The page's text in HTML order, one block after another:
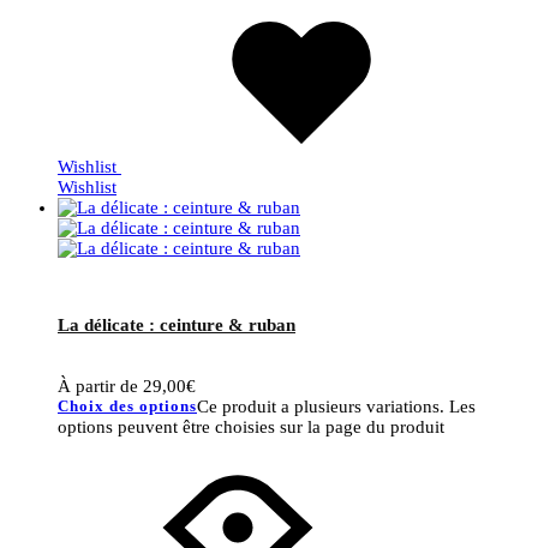
Wishlist
Wishlist
La délicate : ceinture & ruban
À partir de 29,00€
Choix des optionsCe produit a plusieurs variations. Les
options peuvent être choisies sur la page du produit